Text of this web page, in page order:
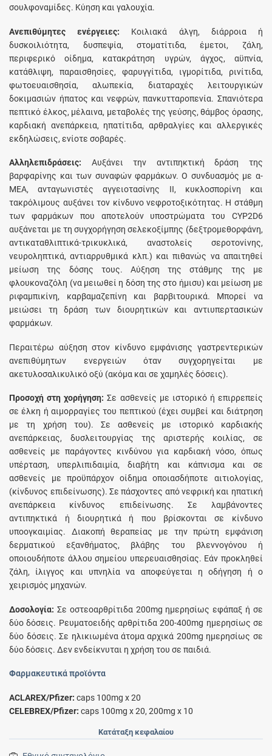
σουλφoναμίδες. Κύηση και γαλουχία.
Ανεπιθύμητες ενέργειες: Κοιλιακά άλγη, διάρροια ή
δυσκοιλιότητα, δυσπεψία, στοματίτιδα, έμετοι, ζάλη,
περιφερικό οίδημα, κατακράτηση υγρών, άγχος, αϋπνία,
κατάθλιψη, παραισθησίες, φαρυγγίτιδα, ιγμορίτιδα, ρινίτιδα,
φωτοευαισθησία, αλωπεκία, διαταραχές λειτουργικών
δοκιμασιών ήπατος και νεφρών, πανκυτταροπενία. Σπανιότερα
πεπτικό έλκος, μέλαινα, μεταβολές της γεύσης, θάμβος όρασης,
καρδιακή ανεπάρκεια, ηπατίτιδα, αρθραλγίες και αλλεργικές
εκδηλώσεις, ενίοτε σοβαρές.
Αλληλεπιδράσεις: Αυξάνει την αντιπηκτική δράση της
βαρφαρίνης και των συναφών φαρμάκων. Ο συνδυασμός με α-
ΜΕΑ, ανταγωνιστές αγγειοτασίνης ΙΙ, κυκλοσπορίνη και
τακρόλιμους αυξάνει τον κίνδυνο νεφροτοξικότητας. Η στάθμη
των φαρμάκων που αποτελούν υποστρώματα του CYP2D6
αυξάνεται με τη συγχορήγηση σελεκοξίμπης (δεξτρομεθορφάνη,
αντικαταθλιπτικά-τρικυκλικά, αναστολείς σεροτονίνης,
νευροληπτικά, αντιαρρυθμικά κλπ.) και πιθανώς να απαιτηθεί
μείωση της δόσης τους. Αύξηση της στάθμης της με
φλουκοναζόλη (να μειωθεί η δόση της στο ήμισυ) και μείωση με
ριφαμπικίνη, καρβαμαζεπίνη και βαρβιτουρικά. Μπορεί να
μειώσει τη δράση των διουρητικών και αντιυπερτασικών
φαρμάκων.
Περαιτέρω αύξηση στον κίνδυνο εμφάνισης γαστρεντερικών
ανεπιθύμητων ενεργειών όταν συγχορηγείται με
ακετυλοσαλικυλικό οξύ (ακόμα και σε χαμηλές δόσεις).
Προσοχή στη χορήγηση: Σε ασθενείς με ιστορικό ή επιρρεπείς
σε έλκη ή αιμορραγίες του πεπτικού (έχει συμβεί και διάτρηση
με τη χρήση του). Σε ασθενείς με ιστορικό καρδιακής
ανεπάρκειας, δυσλειτουργίας της αριστερής κοιλίας, σε
ασθενείς με παράγοντες κινδύνου για καρδιακή νόσο, όπως
υπέρταση, υπερλιπιδαιμία, διαβήτη και κάπνισμα και σε
ασθενείς με προϋπάρχον οίδημα οποιασδήποτε αιτιολογίας,
(κίνδυνος επιδείνωσης). Σε πάσχοντες από νεφρική και ηπατική
ανεπάρκεια κίνδυνος επιδείνωσης. Σε λαμβάνοντες
αντιπηκτικά ή διουρητικά ή που βρίσκονται σε κίνδυνο
υποογκαιμίας. Διακοπή θεραπείας με την πρώτη εμφάνιση
δερματικού εξανθήματος, βλάβης του βλεννογόνου ή
οποιουδήποτε άλλου σημείου υπερευαισθησίας. Εάν προκληθεί
ζάλη, ίλιγγος και υπνηλία να αποφεύγεται η οδήγηση ή ο
χειρισμός μηχανών.
Δοσολογία: Σε οστεοαρθρίτιδα 200mg ημερησίως εφάπαξ ή σε
δύο δόσεις. Ρευματοειδής αρθρίτιδα 200-400mg ημερησίως σε
δύο δόσεις. Σε ηλικιωμένα άτομα αρχικά 200mg ημερησίως σε
δύο δόσεις. Δεν ενδείκνυται η χρήση του σε παιδιά.
Φαρμακευτικά προϊόντα
ACLAREX/Pfizer: caps 100mg x 20
CELEBREX/Pfizer: caps 100mg x 20, 200mg x 10
Κατάταξη κεφαλαίου